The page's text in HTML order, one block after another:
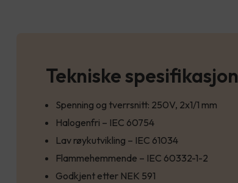
Tekniske
Spenning og tverrsnitt: 250V, 2x1/1 mm
Halogenfri – IEC 60754
Lav røykutvikling – IEC 61034
Flammehemmende – IEC 60332-1-2
Godkjent etter NEK 591